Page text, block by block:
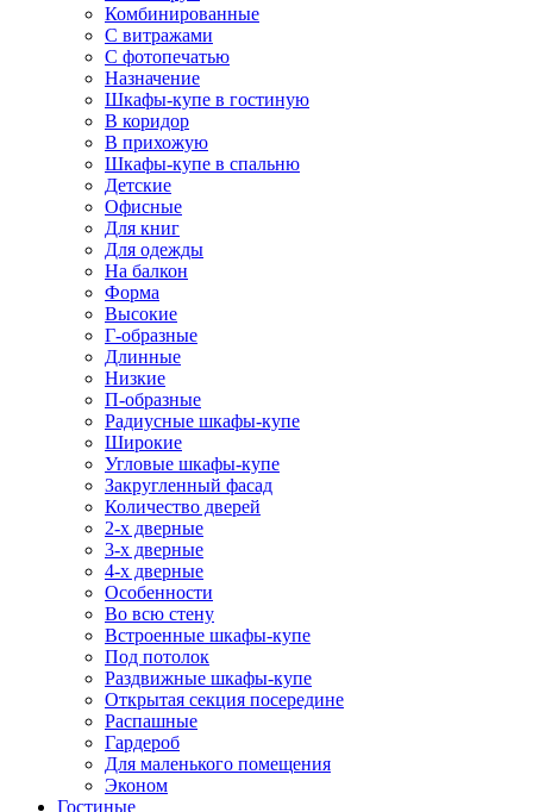
Комбинированные
С витражами
С фотопечатью
Назначение
Шкафы-купе в гостиную
В коридор
В прихожую
Шкафы-купе в спальню
Детские
Офисные
Для книг
Для одежды
На балкон
Форма
Высокие
Г-образные
Длинные
Низкие
П-образные
Радиусные шкафы-купе
Широкие
Угловые шкафы-купе
Закругленный фасад
Количество дверей
2-х дверные
3-х дверные
4-х дверные
Особенности
Во всю стену
Встроенные шкафы-купе
Под потолок
Раздвижные шкафы-купе
Открытая секция посередине
Распашные
Гардероб
Для маленького помещения
Эконом
Гостиные